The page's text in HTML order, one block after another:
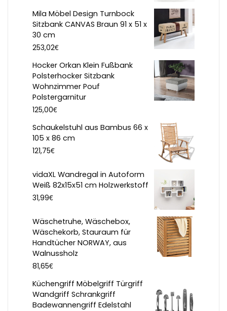
Mila Möbel Design Turnbock
Sitzbank CANVAS Braun 91 x 51 x
30 cm
253,02€
Hocker Orkan Klein Fußbank
Polsterhocker Sitzbank
Wohnzimmer Pouf
Polstergarnitur
125,00€
Schaukelstuhl aus Bambus 66 x
105 x 86 cm
121,75€
vidaXL Wandregal in Autoform
Weiß 82x15x51 cm Holzwerkstoff
31,99€
Wäschetruhe, Wäschebox,
Wäschekorb, Stauraum für
Handtücher NORWAY, aus
Walnussholz
81,65€
Küchengriff Möbelgriff Türgriff
Wandgriff Schrankgriff
Badewannengriff Edelstahl